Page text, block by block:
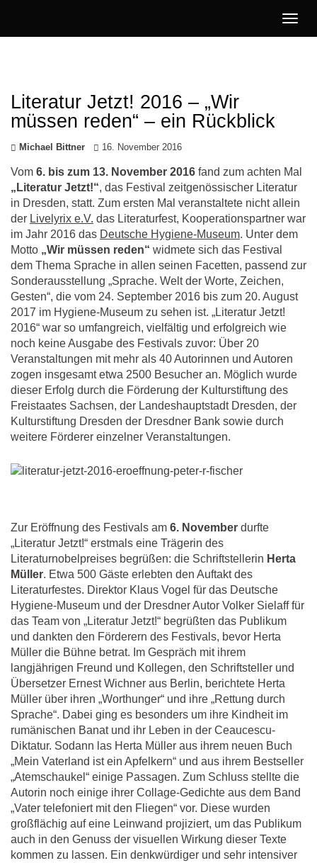
Literatur Jetzt! 2016 – „Wir
müssen reden“ – ein Rückblick
Michael Bittner 16. November 2016
Vom 6. bis zum 13. November 2016 fand zum achten Mal
„Literatur Jetzt!“, das Festival zeitgenössischer Literatur
in Dresden, statt. Zum ersten Mal veranstaltete nicht allein
der Livelyrix e.V. das Literaturfest, Kooperationspartner war
im Jahr 2016 das Deutsche Hygiene-Museum. Unter dem
Motto „Wir müssen reden“ widmete sich das Festival
dem Thema Sprache in allen seinen Facetten, passend zur
Sonderausstellung „Sprache. Welt der Worte, Zeichen,
Gesten“, die vom 24. September 2016 bis zum 20. August
2017 im Hygiene-Museum zu sehen ist. „Literatur Jetzt!
2016“ war so umfangreich, vielfältig und erfolgreich wie
noch keine Ausgabe des Festivals zuvor: Über 20
Veranstaltungen mit mehr als 40 Autorinnen und Autoren
zogen insgesamt etwa 2500 Besucher an. Möglich wurde
dieser Erfolg durch die Förderung der Kulturstiftung des
Freistaates Sachsen, der Landeshauptstadt Dresden, der
Kulturstiftung Dresden der Dresdner Bank sowie durch
weitere Förderer einzelner Veranstaltungen.
Zur Eröffnung des Festivals am 6. November durfte
„Literatur Jetzt!“ erstmals eine Trägerin des
Literaturnobelpreises begrüßen: die Schriftstellerin Herta
Müller. Etwa 500 Gäste erlebten den Auftakt des
Literaturfestes. Direktor Klaus Vogel für das Deutsche
Hygiene-Museum und der Dresdner Autor Volker Sielaff für
das Team von „Literatur Jetzt!“ begrüßten das Publikum
und dankten den Förderern des Festivals, bevor Herta
Müller die Bühne betrat. Im Gespräch mit ihrem
langjährigen Freund und Kollegen, den Schriftsteller und
Übersetzer Ernest Wichner aus Berlin, berichtete Herta
Müller über ihren „Worthunger“ und ihre „Rettung durch
Sprache“. Dabei ging es besonders um ihre Kindheit im
rumänischen Banat und ihr Leben in der Ceaucescu-
Diktatur. Sodann las Herta Müller aus ihrem neuen Buch
„Mein Vaterland ist ein Apfelkern“ und aus ihrem Bestseller
„Atemschaukel“ einige Passagen. Zum Schluss stellte die
Autorin noch einige ihrer Collage-Gedichte aus dem Band
„Vater telefoniert mit den Fliegen“ vor. Diese wurden
großflächig auf eine Leinwand projiziert, um das Publikum
auch in den Genuss der visuellen Wirkung dieser Texte
kommen zu lassen. Ein denkwürdiger und sehr intensiver